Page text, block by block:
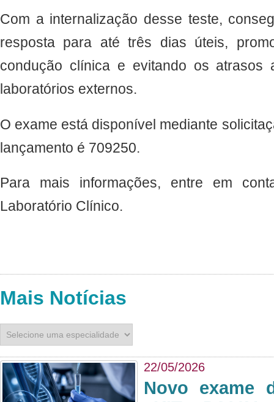
Com a internalização desse teste,
resposta para até três dias úteis,
condução clínica e evitando os atrasos
laboratórios externos.
O exame está disponível mediante
lançamento é 709250.
Para mais informações, entre em
Laboratório Clínico.
Mais Notícias
22/05/2026
Novo exame